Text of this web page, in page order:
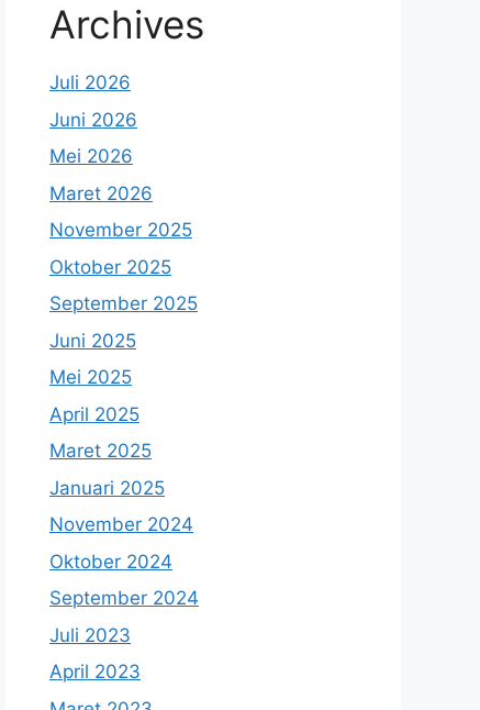
Archives
Juli 2026
Juni 2026
Mei 2026
Maret 2026
November 2025
Oktober 2025
September 2025
Juni 2025
Mei 2025
April 2025
Maret 2025
Januari 2025
November 2024
Oktober 2024
September 2024
Juli 2023
April 2023